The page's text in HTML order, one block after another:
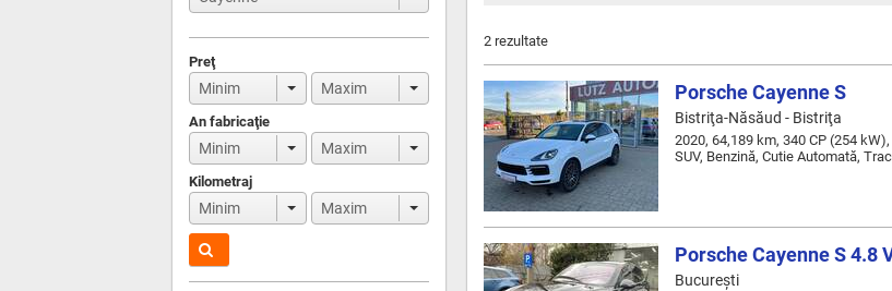
Preţ
An fabricaţie
Kilometraj
2 rezultate
Porsche Cayenne S
Bistriţa-Năsăud - Bistriţa
2020, 64,189 km, 340 CP (254
SUV, Benzină, Cutie Automată,
Porsche Cayenne S 4.8
Bucureşti